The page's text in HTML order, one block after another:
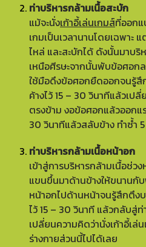
ท่าบริหารกล้ามเนื้อสะบัก
แม้จะนั่งเก้าอี้เล่นเกมส์ที่ออก
เกมเป็นเวลานานโดยเฉพาะ
ไหล่ และสะบักได้ ดังนั้นมาบ
เหนือศีรษะจากนั้นพับข้อศอก
ใช้มือดึงข้อศอกยืดออกจนรู้สึ
ค้างไว้ 15 – 30 วินาทีแล้วเป
ตรงข้าม งอข้อศอกแล้วออกแ
30 วินาทีแล้วสลับข้าง ทำซ้ำ
ท่าบริหารกล้ามเนื้อหน้าอก
เข้าสู่การบริหารกล้ามเนื้อช่ว
แขนขึ้นมาด้านข้างให้ขนาน
หน้าอกไปด้านหน้าจนรู้สึกตึง
ไว้ 15 – 30 วินาที แล้วกลับสู่
เปลี่ยนความคิดว่านั่งเก้าอี้เล่
ร่างกายส่วนนี้ไปได้เลย